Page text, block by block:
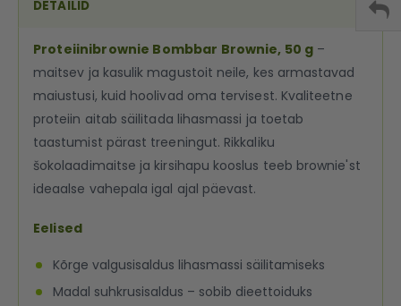
DETAILID
Proteiinibrownie Bombbar Brownie, 50 g –
maitsev ja kasulik magustoit neile, kes armastavad
maiustusi, kuid hoolivad oma tervisest. Kvaliteetne
proteiin aitab säilitada lihasmassi ja toetab
taastumist pärast treeningut. Rikkaliku
šokolaadimaitse ja kirsihapu kooslus teeb brownie'st
ideaalse vahepala igal ajal päevast.
Eelised
Kõrge valgusisaldus lihasmassi säilitamiseks
Madal suhkrusisaldus – sobib dieettoiduks